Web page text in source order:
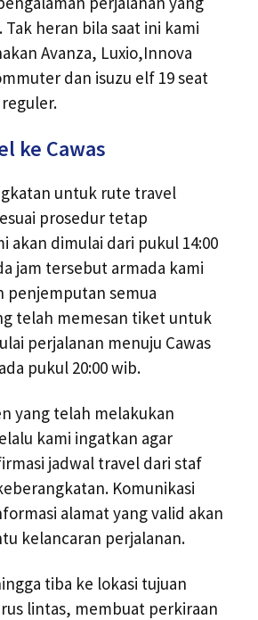
heran bila saat ini kami
Avanza, Luxio,Innova
dan isuzu elf 19 seat
ke Cawas
untuk rute travel
prosedur tetap
akan dimulai dari pukul 14:00
jam tersebut armada kami
penjemputan semua
telah memesan tiket untuk
perjalanan menuju Cawas
pukul 20:00 wib.
yang telah melakukan
kami ingatkan agar
jadwal travel dari staf
Komunikasi
alamat yang valid akan
kelancaran perjalanan.
tiba ke lokasi tujuan
lintas, membuat perkiraan